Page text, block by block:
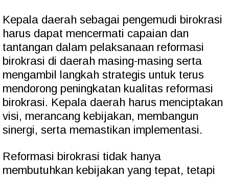
Kepala daerah sebagai pengemudi birokrasi
harus dapat mencermati capaian dan
tantangan dalam pelaksanaan reformasi
birokrasi di daerah masing-masing serta
mengambil langkah strategis untuk terus
mendorong peningkatan kualitas reformasi
birokrasi. Kepala daerah harus menciptakan
visi, merancang kebijakan, membangun
sinergi, serta memastikan implementasi.
Reformasi birokrasi tidak hanya
membutuhkan kebijakan yang tepat, tetapi